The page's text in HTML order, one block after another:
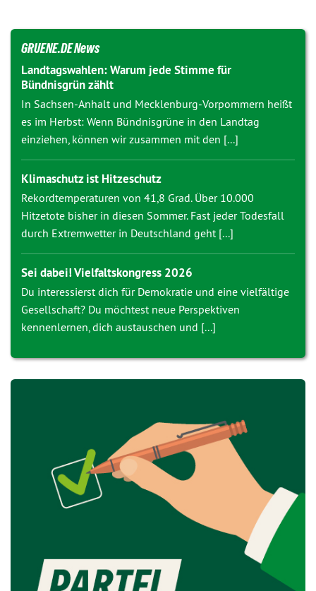
GRUENE.DE News
Landtagswahlen: Warum jede Stimme für
Bündnisgrün zählt
In Sachsen-Anhalt und Mecklenburg-Vorpommern heißt
es im Herbst: Wenn Bündnisgrüne in den Landtag
einziehen, können wir zusammen mit den [...]
Klimaschutz ist Hitzeschutz
Rekordtemperaturen von 41,8 Grad. Über 10.000
Hitzetote bisher in diesen Sommer. Fast jeder Todesfall
durch Extremwetter in Deutschland geht [...]
Sei dabei! Vielfaltskongress 2026
Du interessierst dich für Demokratie und eine vielfältige
Gesellschaft? Du möchtest neue Perspektiven
kennenlernen, dich austauschen und [...]